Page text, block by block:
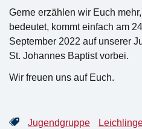
Gerne erzählen wir Euch
bedeutet, kommt einfach am
September 2022 auf unserer
St. Johannes Baptist vorbei.
Wir freuen uns auf Euch.
Jugendgruppe